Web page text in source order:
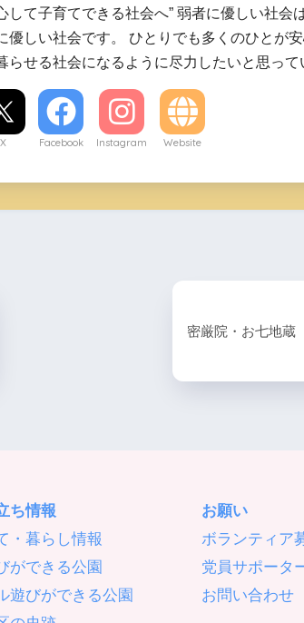
して子育てできる社会へ” 弱者に優しい社会
優しい社会です。 ひとりでも多くのひとが
らせる社会になるように尽力したいと思って
X Facebook Instagram Website
密厳院・お七地蔵
ち情報
・暮らし情報
ができる公園
遊びができる公園
お願い
ボランティア
党員サポータ
お問い合わせ